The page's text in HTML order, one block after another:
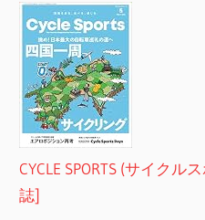
CYCLE SPORTS (サイクル
誌]